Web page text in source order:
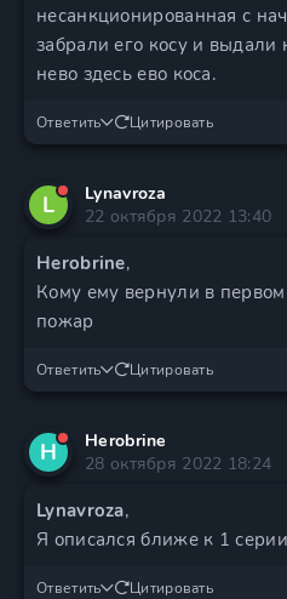
несанкционированная с
забрали его косу и выдали
нево здесь ево коса.
Ответить Цитировать
L
Lynavroza
22 октября 2022 13:40
Herobrine,
Кому ему вернули в
пожар
Ответить Цитировать
H
Herobrine
28 октября 2022 18:24
Lynavroza,
Я описался ближе к 1 серии
Ответить Цитировать